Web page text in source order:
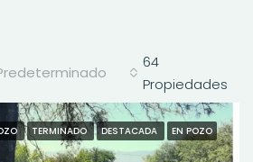
64
Propiedades
TERMINADO DESTACADA
EN POZO